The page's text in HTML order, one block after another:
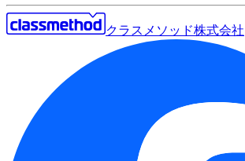
クラスメソッド株式会社